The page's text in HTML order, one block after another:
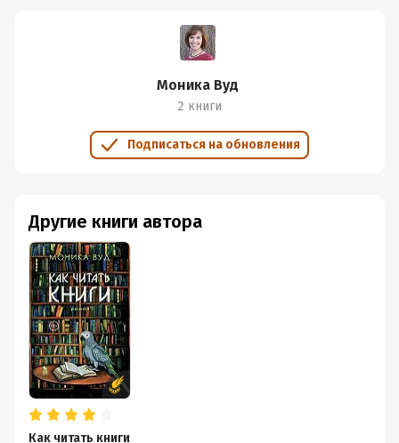
Моника Вуд
2 книги
Подписаться на обновления
Другие книги автора
Как читать книги